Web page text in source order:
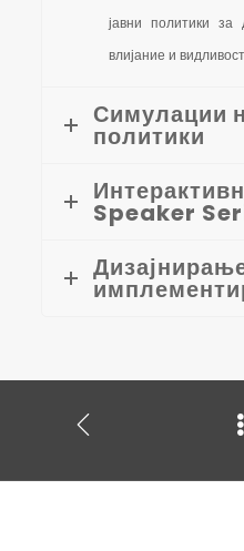
јавни политики за
влијание и
Симулации
политики
Speaker